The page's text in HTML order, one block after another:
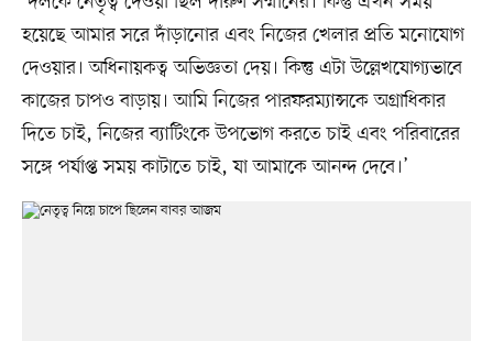
হয়েছে আমার সরে দাঁড়ানোর এবং নিজের খেলার প্রতি মনোযোগ
দেওয়ার। অধিনায়কত্ব অভিজ্ঞতা দেয়। কিন্তু এটা উল্লেখযোগ্যভাবে
কাজের চাপও বাড়ায়। আমি নিজের পারফরম্যান্সকে অগ্রাধিকার
দিতে চাই, নিজের ব্যাটিংকে উপভোগ করতে চাই এবং পরিবারের
সঙ্গে পর্যাপ্ত সময় কাটাতে চাই, যা আমাকে আনন্দ দেবে।’